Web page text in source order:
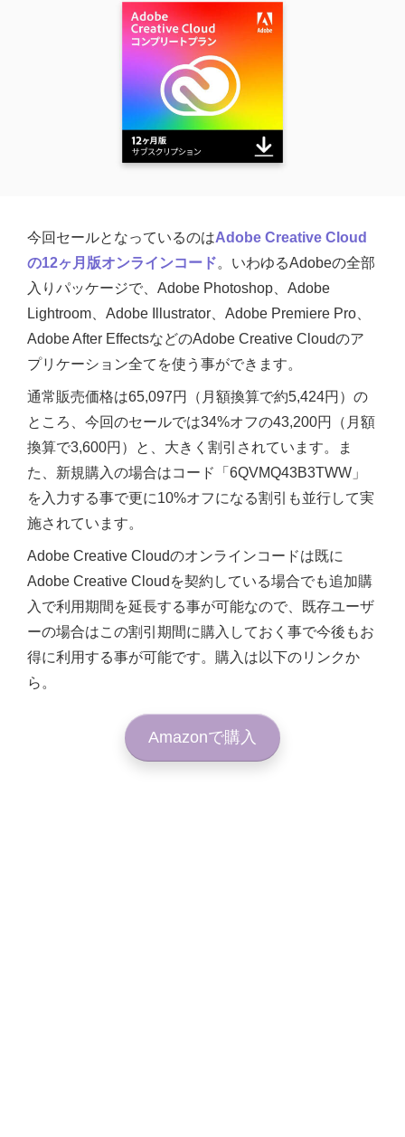
今回セールとなっているのはAdobe Creative Cloud
の12ヶ月版オンラインコード。いわゆるAdobeの全部
入りパッケージで、Adobe Photoshop、Adobe
Lightroom、Adobe Illustrator、Adobe Premiere Pro、
Adobe After EffectsなどのAdobe Creative Cloudのア
プリケーション全てを使う事ができます。
通常販売価格は65,097円（月額換算で約5,424円）の
ところ、今回のセールでは34%オフの43,200円（月額
換算で3,600円）と、大きく割引されています。ま
た、新規購入の場合はコード「6QVMQ43B3TWW」
を入力する事で更に10%オフになる割引も並行して実
施されています。
Adobe Creative Cloudのオンラインコードは既に
Adobe Creative Cloudを契約している場合でも追加購
入で利用期間を延長する事が可能なので、既存ユーザ
ーの場合はこの割引期間に購入しておく事で今後もお
得に利用する事が可能です。購入は以下のリンクか
ら。
Amazonで購入